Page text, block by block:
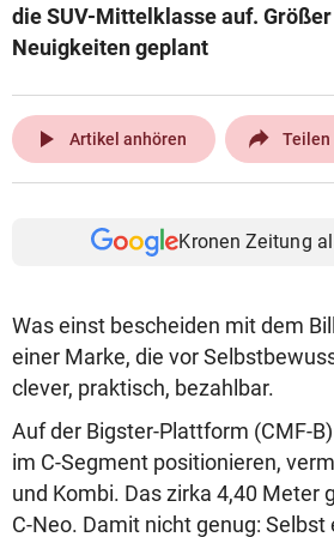
die SUV-Mittelklasse auf.
Neuigkeiten geplant
play_arrow Artikel anhören Teilen
Kronen Zeitung
Was einst bescheiden mit dem
einer Marke, die vor
clever, praktisch, bezahlbar.
Auf der Bigster-Plattform (CMF-
im C-Segment positionieren,
und Kombi. Das zirka 4,40
C-Neo. Damit nicht genug: